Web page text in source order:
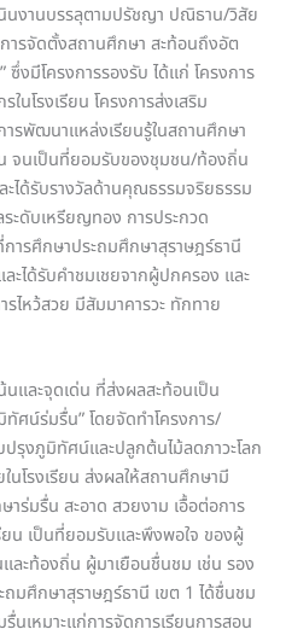
านบรรลุตามปรัชญา ปณิธาน/วิสัย
รจัดตั้งสถานศึกษา สะท้อนถึงอัต
งมีโครงการรองรับ ได้แก่ โครงการ
นโรงเรียน โครงการส่งเสริม
การพัฒนาแหล่งเรียนรู้ในสถานศึกษา
จนเป็นที่ยอมรับของชุมชน/ท้องถิ่น
ะได้รับรางวัลด้านคุณธรรมจริยธรรม
ะดับเหรียญทอง การประกวด
ารศึกษาประถมศึกษาสุราษฎร์ธานี
ะได้รับคำชมเชยจากผู้ปกครอง และ
ไหว้สวย มีสัมมาคารวะ ทักทาย
ะจุดเด่น ที่ส่งผลสะท้อนเป็น
ศน์ร่มรื่น” โดยจัดทำโครงการ/
รุงภูมิทัศน์และปลูกต้นไม้ลดภาวะโลก
นโรงเรียน ส่งผลให้สถานศึกษามี
ร่มรื่น สะอาด สวยงาม เอื้อต่อการ
ยน เป็นที่ยอมรับและพึงพอใจ ของผู้
ะท้องถิ่น ผู้มาเยือนชื่นชม เช่น รอง
มศึกษาสุราษฎร์ธานี เขต 1 ได้ชื่นชม
นเหมาะแก่การจัดการเรียนการสอน